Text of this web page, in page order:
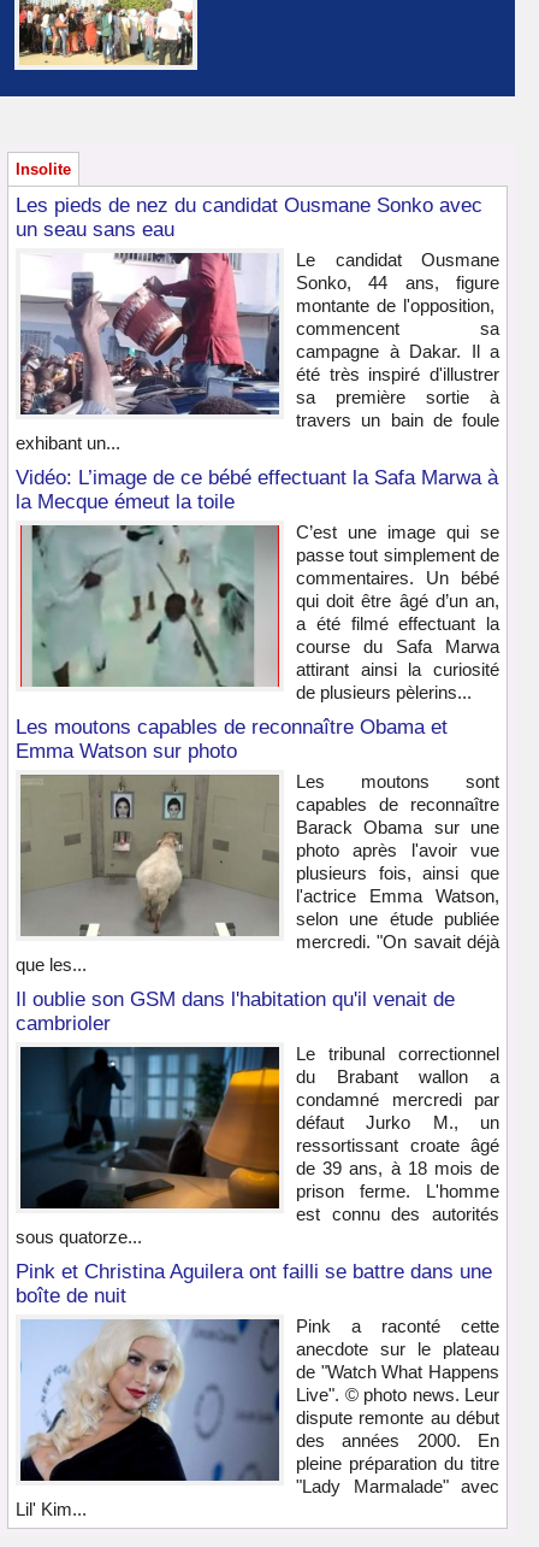
Insolite
Les pieds de nez du candidat Ousmane Sonko avec
un seau sans eau
Le candidat Ousmane
Sonko, 44 ans, figure
montante de l'opposition,
commencent sa
campagne à Dakar. Il a
été très inspiré d'illustrer
sa première sortie à
travers un bain de foule
exhibant un...
Vidéo: L’image de ce bébé effectuant la Safa Marwa à
la Mecque émeut la toile
C’est une image qui se
passe tout simplement de
commentaires. Un bébé
qui doit être âgé d’un an,
a été filmé effectuant la
course du Safa Marwa
attirant ainsi la curiosité
de plusieurs pèlerins...
Les moutons capables de reconnaître Obama et
Emma Watson sur photo
Les moutons sont
capables de reconnaître
Barack Obama sur une
photo après l'avoir vue
plusieurs fois, ainsi que
l'actrice Emma Watson,
selon une étude publiée
mercredi. "On savait déjà
que les...
Il oublie son GSM dans l'habitation qu'il venait de
cambrioler
Le tribunal correctionnel
du Brabant wallon a
condamné mercredi par
défaut Jurko M., un
ressortissant croate âgé
de 39 ans, à 18 mois de
prison ferme. L'homme
est connu des autorités
sous quatorze...
Pink et Christina Aguilera ont failli se battre dans une
boîte de nuit
Pink a raconté cette
anecdote sur le plateau
de "Watch What Happens
Live". © photo news. Leur
dispute remonte au début
des années 2000. En
pleine préparation du titre
"Lady Marmalade" avec
Lil' Kim...